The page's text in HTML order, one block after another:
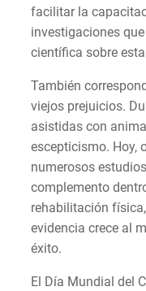
facilitar la
investigaciones
científica sobre
También
viejos prejuicios.
asistidas con
escepticismo. Hoy,
numerosos
complemento
rehabilitación
evidencia crece al
éxito.
El Día Mundial del